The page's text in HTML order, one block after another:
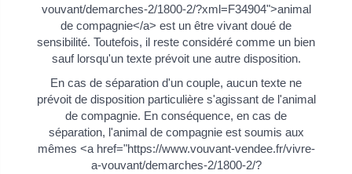
vouvant/demarches-2/1800-2/?xml=F34904">animal
de compagnie</a> est un être vivant doué de
sensibilité. Toutefois, il reste considéré comme un bien
sauf lorsqu'un texte prévoit une autre disposition.
En cas de séparation d'un couple, aucun texte ne
prévoit de disposition particulière s'agissant de l'animal
de compagnie. En conséquence, en cas de
séparation, l'animal de compagnie est soumis aux
mêmes <a href="https://www.vouvant-vendee.fr/vivre-
a-vouvant/demarches-2/1800-2/?